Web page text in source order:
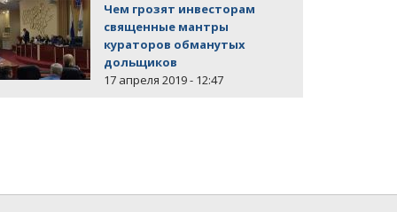
Чем грозят инвесторам
священные мантры
кураторов обманутых
дольщиков
17 апреля 2019 - 12:47